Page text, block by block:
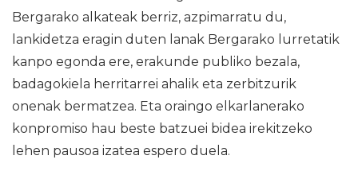
Bergarako alkateak berriz, azpimarratu du,
lankidetza eragin duten lanak Bergarako lurretatik
kanpo egonda ere, erakunde publiko bezala,
badagokiela herritarrei ahalik eta zerbitzurik
onenak bermatzea. Eta oraingo elkarlanerako
konpromiso hau beste batzuei bidea irekitzeko
lehen pausoa izatea espero duela.